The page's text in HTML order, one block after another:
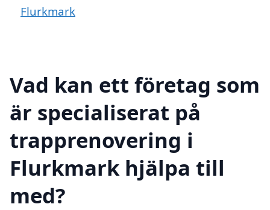
Flurkmark
Vad kan ett företag som
är specialiserat på
trapprenovering i
Flurkmark hjälpa till
med?